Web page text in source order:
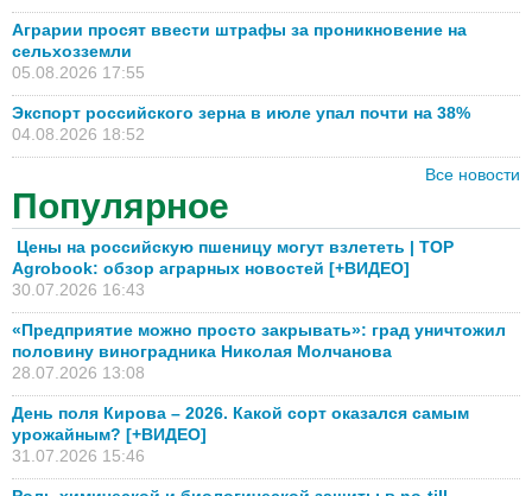
Аграрии просят ввести штрафы за проникновение на
сельхозземли
05.08.2026 17:55
Экспорт российского зерна в июле упал почти на 38%
04.08.2026 18:52
Все новости
Популярное
Цены на российскую пшеницу могут взлететь | TOP
Agrobook: обзор аграрных новостей [+ВИДЕО]
30.07.2026 16:43
«Предприятие можно просто закрывать»: град уничтожил
половину виноградника Николая Молчанова
28.07.2026 13:08
День поля Кирова – 2026. Какой сорт оказался самым
урожайным? [+ВИДЕО]
31.07.2026 15:46